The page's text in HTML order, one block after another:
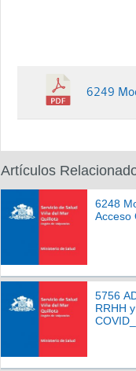
6249
Artículos
6248
Acceso
5756
RRHH